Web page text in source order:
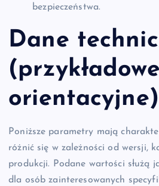
bezpieczeństwa.
Dane
orientacyjne)
Poniższe parametry mają
różnić się w zależności od wersji,
produkcji. Podane wartości służą
dla osób zainteresowanych